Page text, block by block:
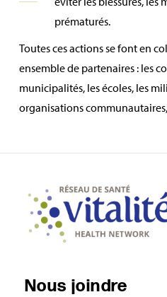
prématurés.
Toutes ces actions se font en
ensemble de partenaires : les
municipalités, les écoles, les
organisations
Nous joindre